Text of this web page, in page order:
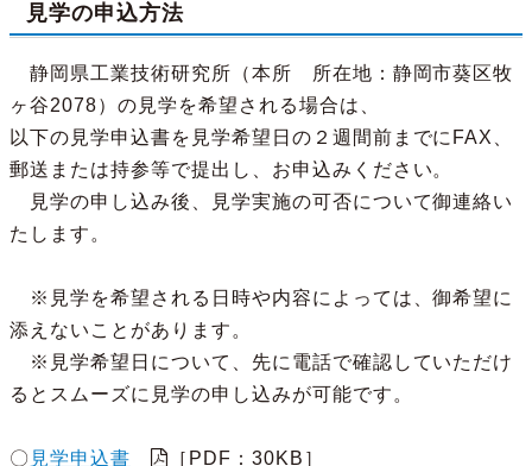
見学の申込方法
静岡県工業技術研究所（本所 所在地：静岡市葵区牧
ヶ谷2078）の見学を希望される場合は、
以下の見学申込書を見学希望日の２週間前までにFAX、
郵送または持参等で提出し、お申込みください。
見学の申し込み後、見学実施の可否について御連絡い
たします。
※見学を希望される日時や内容によっては、御希望に
添えないことがあります。
※見学希望日について、先に電話で確認していただけ
るとスムーズに見学の申し込みが可能です。
〇 見学申込書 ［PDF：30KB］